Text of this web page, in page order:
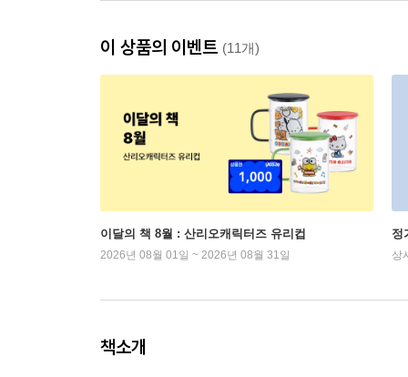
이 상품의 이벤트 (11개)
이달의 책 8월 : 산리오캐릭터즈 유리컵
2026년 08월 01일 ~ 2026년 08월 31일
정
상
책소개